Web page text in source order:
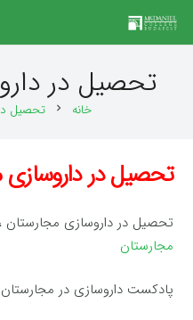
تحصیل در
خانه chevron_right تحصیل
تحصیل در داروسازی
تحصیل در داروسازی مجارستان
مجارستان
پادکست داروسازی در مجارستان ۱